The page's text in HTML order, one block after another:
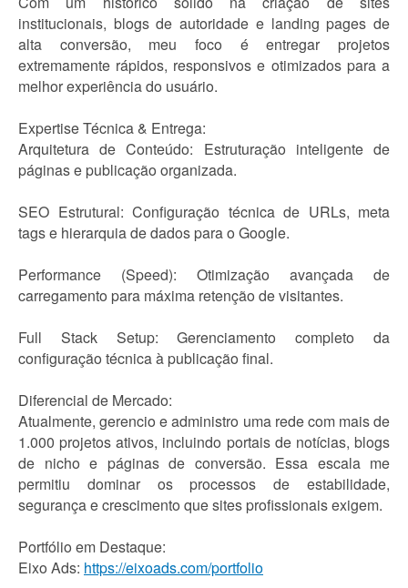
institucionais, blogs de autoridade e landing pages de
alta conversão, meu foco é entregar projetos
extremamente rápidos, responsivos e otimizados para a
melhor experiência do usuário.
Expertise Técnica & Entrega:
Arquitetura de Conteúdo: Estruturação inteligente de
páginas e publicação organizada.
SEO Estrutural: Configuração técnica de URLs, meta
tags e hierarquia de dados para o Google.
Performance (Speed): Otimização avançada de
carregamento para máxima retenção de visitantes.
Full Stack Setup: Gerenciamento completo da
configuração técnica à publicação final.
Diferencial de Mercado:
Atualmente, gerencio e administro uma rede com mais de
1.000 projetos ativos, incluindo portais de notícias, blogs
de nicho e páginas de conversão. Essa escala me
permitiu dominar os processos de estabilidade,
segurança e crescimento que sites profissionais exigem.
Portfólio em Destaque:
Eixo Ads: https://eixoads.com/portfolio